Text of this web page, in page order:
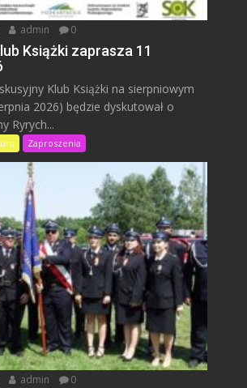
admin 0
Książki zaprasza 11
Klub Książki na sierpniowym
2026) będzie dyskutował o
Ryrych...
Zaproszenia
admin 0